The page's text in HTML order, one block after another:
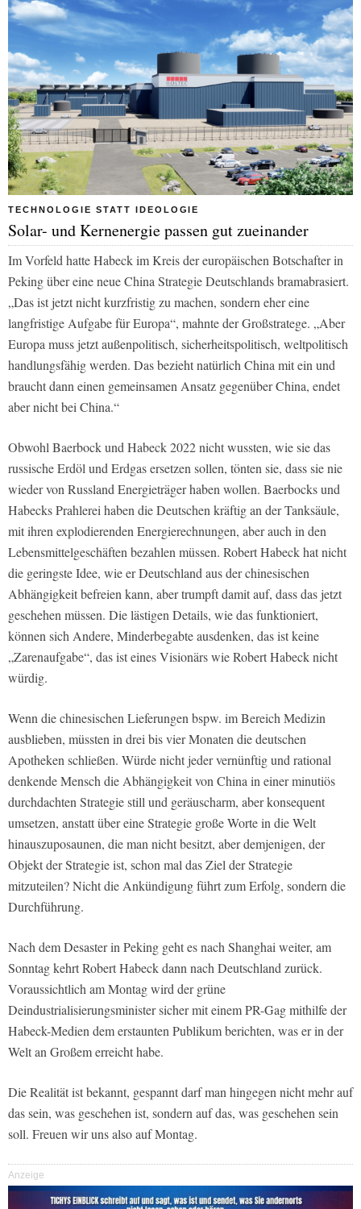
TECHNOLOGIE STATT IDEOLOGIE
Solar- und Kernenergie passen gut zueinander
Im Vorfeld hatte Habeck im Kreis der europäischen Botschafter in
Peking über eine neue China Strategie Deutschlands bramabrasiert.
„Das ist jetzt nicht kurzfristig zu machen, sondern eher eine
langfristige Aufgabe für Europa“, mahnte der Großstratege. „Aber
Europa muss jetzt außenpolitisch, sicherheitspolitisch, weltpolitisch
handlungsfähig werden. Das bezieht natürlich China mit ein und
braucht dann einen gemeinsamen Ansatz gegenüber China, endet
aber nicht bei China.“
Obwohl Baerbock und Habeck 2022 nicht wussten, wie sie das
russische Erdöl und Erdgas ersetzen sollen, tönten sie, dass sie nie
wieder von Russland Energieträger haben wollen. Baerbocks und
Habecks Prahlerei haben die Deutschen kräftig an der Tanksäule,
mit ihren explodierenden Energierechnungen, aber auch in den
Lebensmittelgeschäften bezahlen müssen. Robert Habeck hat nicht
die geringste Idee, wie er Deutschland aus der chinesischen
Abhängigkeit befreien kann, aber trumpft damit auf, dass das jetzt
geschehen müssen. Die lästigen Details, wie das funktioniert,
können sich Andere, Minderbegabte ausdenken, das ist keine
„Zarenaufgabe“, das ist eines Visionärs wie Robert Habeck nicht
würdig.
Wenn die chinesischen Lieferungen bspw. im Bereich Medizin
ausblieben, müssten in drei bis vier Monaten die deutschen
Apotheken schließen. Würde nicht jeder vernünftig und rational
denkende Mensch die Abhängigkeit von China in einer minutiös
durchdachten Strategie still und geräuscharm, aber konsequent
umsetzen, anstatt über eine Strategie große Worte in die Welt
hinauszuposaunen, die man nicht besitzt, aber demjenigen, der
Objekt der Strategie ist, schon mal das Ziel der Strategie
mitzuteilen? Nicht die Ankündigung führt zum Erfolg, sondern die
Durchführung.
Nach dem Desaster in Peking geht es nach Shanghai weiter, am
Sonntag kehrt Robert Habeck dann nach Deutschland zurück.
Voraussichtlich am Montag wird der grüne
Deindustrialisierungsminister sicher mit einem PR-Gag mithilfe der
Habeck-Medien dem erstaunten Publikum berichten, was er in der
Welt an Großem erreicht habe.
Die Realität ist bekannt, gespannt darf man hingegen nicht mehr auf
das sein, was geschehen ist, sondern auf das, was geschehen sein
soll. Freuen wir uns also auf Montag.
Anzeige